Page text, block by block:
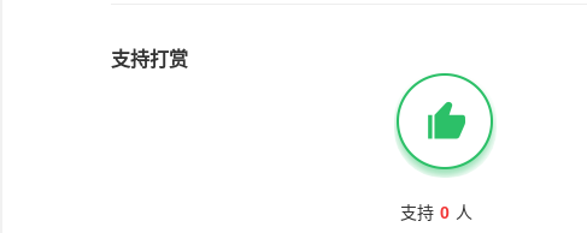
支持打赏
支持 0 人